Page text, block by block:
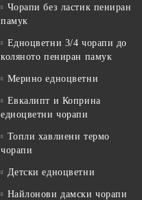
Чорапи без ластик пениран
памук
Едноцветни 3/4 чорапи до
коляното пениран памук
Мерино едноцветни
Евкалипт и Коприна
едноцветни чорапи
Топли хавлиени термо
чорапи
Детски едноцветни
Найлонови дамски чорапи